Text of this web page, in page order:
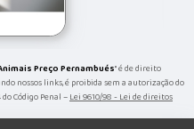
Preço Pernambués" é de direito
nossos links, é proibida sem a autorização do
Código Penal –Lei 9610/98 - Lei de direitos